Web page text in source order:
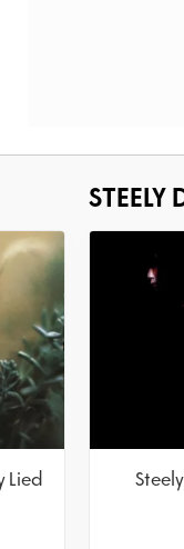
Steely Dan – Katy